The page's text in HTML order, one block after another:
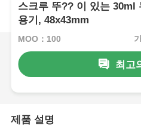
스크루 뚜?? 이 있는 30ml
용기, 48x43mm
MOQ：100
최고
제품 설명